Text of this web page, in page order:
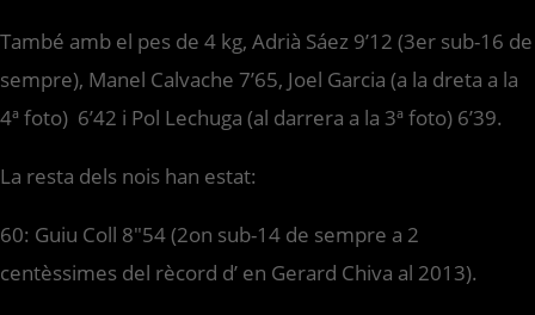
També amb el pes de 4 kg, Adrià Sáez 9’12 (3er sub-16 de
sempre), Manel Calvache 7’65, Joel Garcia (a la dreta a la
4ª foto) 6’42 i Pol Lechuga (al darrera a la 3ª foto) 6’39.
La resta dels nois han estat:
60: Guiu Coll 8″54 (2on sub-14 de sempre a 2
centèssimes del rècord d’ en Gerard Chiva al 2013).